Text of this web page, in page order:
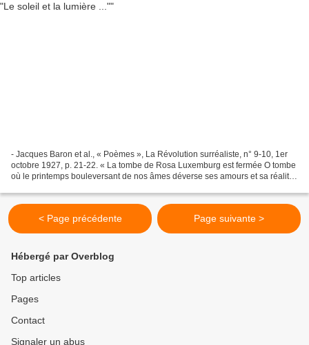
- Jacques Baron et al., « Poèmes », La Révolution surréaliste, n° 9-10, 1er
octobre 1927, p. 21-22. « La tombe de Rosa Luxemburg est fermée O tombe
où le printemps bouleversant de nos âmes déverse ses amours et sa réalité
< Page précédente Page suivante >
Hébergé par Overblog
Top articles
Pages
Contact
Signaler un abus